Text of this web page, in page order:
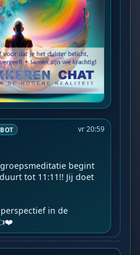
BOT vr 20:59
begint
tot 11:11!! Jij doet
in de